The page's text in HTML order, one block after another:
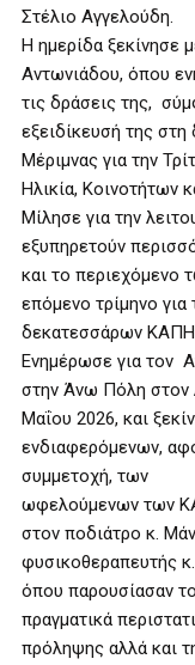
Στέλιο Αγγελούδη.
Η ημερίδα ξεκίνησε
Αντωνιάδου, όπου
τις δράσεις της,
εξειδίκευσή της στη
Μέριμνας για την
Ηλικία, Κοινοτήτων
Μίλησε για την
εξυπηρετούν
και το περιεχόμενο
επόμενο τρίμηνο
δεκατεσσάρων
Ενημέρωσε για τον
στην Άνω Πόλη στον
Μαΐου 2026, και
ενδιαφερόμενων,
συμμετοχή, των
ωφελούμενων των
στον ποδιάτρο κ.
φυσικοθεραπευτής
όπου παρουσίασαν
πραγματικά
πρόληψης αλλά και